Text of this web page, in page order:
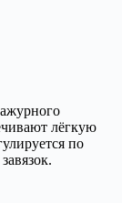
лёгкую
по